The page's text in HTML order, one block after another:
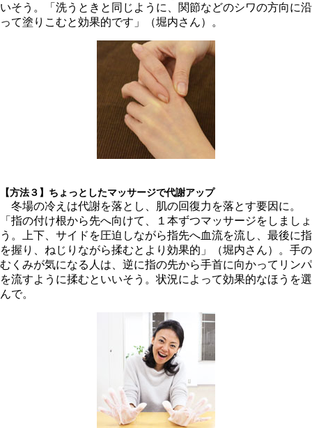
いそう。「洗うときと同じように、関節などのシワの方向に沿
って塗りこむと効果的です」（堀内さん）。
【方法３】ちょっとしたマッサージで代謝アップ
冬場の冷えは代謝を落とし、肌の回復力を落とす要因に。
「指の付け根から先へ向けて、１本ずつマッサージをしましょ
う。上下、サイドを圧迫しながら指先へ血流を流し、最後に指
を握り、ねじりながら揉むとより効果的」（堀内さん）。手の
むくみが気になる人は、逆に指の先から手首に向かってリンパ
を流すように揉むといいそう。状況によって効果的なほうを選
んで。